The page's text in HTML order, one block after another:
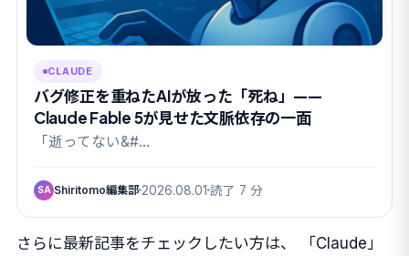
CLAUDE
バグ修正を重ねたAIが放った「死ね」——
Claude Fable 5が見せた文脈依存の一面
「逝ってない&#…
SA Shiritomo編集部 2026.08.01 読了 7 分
さらに最新記事をチェックしたい方は、
「Claude」